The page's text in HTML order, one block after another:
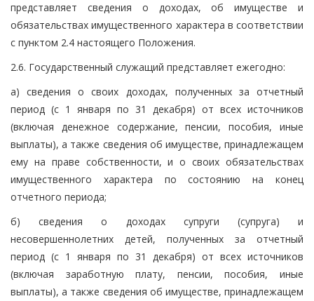
представляет сведения о доходах, об имуществе и
обязательствах имущественного характера в соответствии
с пунктом 2.4 настоящего Положения.
2.6. Государственный служащий представляет ежегодно:
а) сведения о своих доходах, полученных за отчетный
период (с 1 января по 31 декабря) от всех источников
(включая денежное содержание, пенсии, пособия, иные
выплаты), а также сведения об имуществе, принадлежащем
ему на праве собственности, и о своих обязательствах
имущественного характера по состоянию на конец
отчетного периода;
б) сведения о доходах супруги (супруга) и
несовершеннолетних детей, полученных за отчетный
период (с 1 января по 31 декабря) от всех источников
(включая заработную плату, пенсии, пособия, иные
выплаты), а также сведения об имуществе, принадлежащем